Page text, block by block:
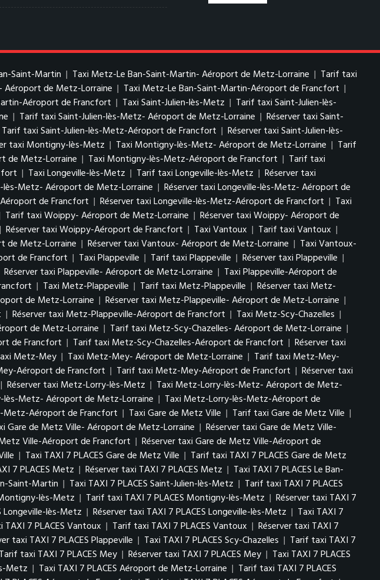
Saint-Martin | Taxi Metz-Le Ban-Saint-Martin- Aéroport de Metz-Lorraine | Tarif taxi
Aéroport de Metz-Lorraine | Taxi Metz-Le Ban-Saint-Martin-Aéroport de Francfort |
Aéroport de Francfort | Taxi Saint-Julien-lès-Metz | Tarif taxi Saint-Julien-lès-
| Tarif taxi Saint-Julien-lès-Metz- Aéroport de Metz-Lorraine | Réserver taxi Saint-
Tarif taxi Saint-Julien-lès-Metz-Aéroport de Francfort | Réserver taxi Saint-Julien-lès-
taxi Montigny-lès-Metz | Taxi Montigny-lès-Metz- Aéroport de Metz-Lorraine | Tarif
de Metz-Lorraine | Taxi Montigny-lès-Metz-Aéroport de Francfort | Tarif taxi
| Taxi Longeville-lès-Metz | Tarif taxi Longeville-lès-Metz | Réserver taxi
lès-Metz- Aéroport de Metz-Lorraine | Réserver taxi Longeville-lès-Metz- Aéroport de
de Francfort | Réserver taxi Longeville-lès-Metz-Aéroport de Francfort | Taxi
Tarif taxi Woippy- Aéroport de Metz-Lorraine | Réserver taxi Woippy- Aéroport de
| Réserver taxi Woippy-Aéroport de Francfort | Taxi Vantoux | Tarif taxi Vantoux |
de Metz-Lorraine | Réserver taxi Vantoux- Aéroport de Metz-Lorraine | Taxi Vantoux-
de Francfort | Taxi Plappeville | Tarif taxi Plappeville | Réserver taxi Plappeville |
Réserver taxi Plappeville- Aéroport de Metz-Lorraine | Taxi Plappeville-Aéroport de
| Taxi Metz-Plappeville | Tarif taxi Metz-Plappeville | Réserver taxi Metz-
de Metz-Lorraine | Réserver taxi Metz-Plappeville- Aéroport de Metz-Lorraine |
| Réserver taxi Metz-Plappeville-Aéroport de Francfort | Taxi Metz-Scy-Chazelles |
de Metz-Lorraine | Tarif taxi Metz-Scy-Chazelles- Aéroport de Metz-Lorraine |
de Francfort | Tarif taxi Metz-Scy-Chazelles-Aéroport de Francfort | Réserver taxi
Metz-Mey | Taxi Metz-Mey- Aéroport de Metz-Lorraine | Tarif taxi Metz-Mey-
Aéroport de Francfort | Tarif taxi Metz-Mey-Aéroport de Francfort | Réserver taxi
| Réserver taxi Metz-Lorry-lès-Metz | Taxi Metz-Lorry-lès-Metz- Aéroport de Metz-
lès-Metz- Aéroport de Metz-Lorraine | Taxi Metz-Lorry-lès-Metz-Aéroport de
Metz-Aéroport de Francfort | Taxi Gare de Metz Ville | Tarif taxi Gare de Metz Ville |
Gare de Metz Ville- Aéroport de Metz-Lorraine | Réserver taxi Gare de Metz Ville-
Ville-Aéroport de Francfort | Réserver taxi Gare de Metz Ville-Aéroport de
| Taxi TAXI 7 PLACES Gare de Metz Ville | Tarif taxi TAXI 7 PLACES Gare de Metz
7 PLACES Metz | Réserver taxi TAXI 7 PLACES Metz | Taxi TAXI 7 PLACES Le Ban-
Saint-Martin | Taxi TAXI 7 PLACES Saint-Julien-lès-Metz | Tarif taxi TAXI 7 PLACES
lès-Metz | Tarif taxi TAXI 7 PLACES Montigny-lès-Metz | Réserver taxi TAXI 7
Longeville-lès-Metz | Réserver taxi TAXI 7 PLACES Longeville-lès-Metz | Taxi TAXI 7
TAXI 7 PLACES Vantoux | Tarif taxi TAXI 7 PLACES Vantoux | Réserver taxi TAXI 7
taxi TAXI 7 PLACES Plappeville | Taxi TAXI 7 PLACES Scy-Chazelles | Tarif taxi TAXI 7
Tarif taxi TAXI 7 PLACES Mey | Réserver taxi TAXI 7 PLACES Mey | Taxi TAXI 7 PLACES
Metz | Taxi TAXI 7 PLACES Aéroport de Metz-Lorraine | Tarif taxi TAXI 7 PLACES